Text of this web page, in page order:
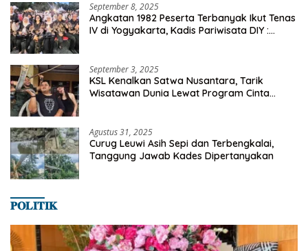
September 8, 2025
Angkatan 1982 Peserta Terbanyak Ikut Tenas
IV di Yogyakarta, Kadis Pariwisata DIY :
September 3, 2025
KSL Kenalkan Satwa Nusantara, Tarik
Wisatawan Dunia Lewat Program Cinta
Agustus 31, 2025
Curug Leuwi Asih Sepi dan Terbengkalai,
Tanggung Jawab Kades Dipertanyakan
𝐏𝐎𝐋𝐈𝐓𝐈𝐊